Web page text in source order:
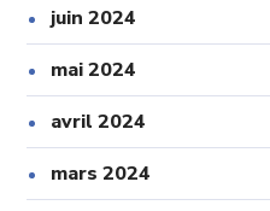
juin 2024
mai 2024
avril 2024
mars 2024